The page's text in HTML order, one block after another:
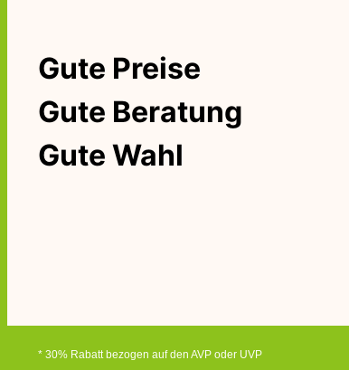
Gute Preise
Gute Beratung
Gute Wahl
* 30% Rabatt bezogen auf den AVP oder UVP